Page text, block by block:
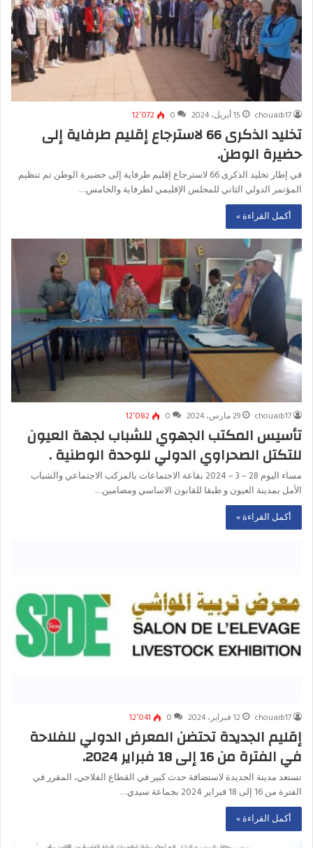
chouaib17 15 أبريل، 2024 0 12٬072
تخليد الذكرى 66 لاسترجاع إقليم طرفاية إلى
حضيرة الوطن.
في إطار تخليد الذكرى 66 لاسترجاع إقليم طرفاية إلى حضيرة الوطن تم تنظيم
المؤتمر الدولي الثاني للمجلس الإقليمي لطرفاية والخامس…
أكمل القراءة »
chouaib17 29 مارس، 2024 0 12٬082
تأسيس المكتب الجهوي للشباب لجهة العيون
للتكتل الصحراوي الدولي للوحدة الوطنية .
مساء اليوم 28 – 3 – 2024 بقاعة الاجتماعات بالمركب الاجتماعي والشباب
الأمل بمدينة العيون و طبقا للقانون الاساسي ومضامين…
أكمل القراءة »
chouaib17 12 فبراير، 2024 0 12٬041
إقليم الجديدة تحتضن المعرض الدولي للفلاحة
في الفترة من 16 إلى 18 فبراير 2024.
تستعد مدينة الجديدة لاستضافة حدث كبير في القطاع الفلاحي، المقرر في
الفترة من 16 إلى 18 فبراير 2024 بجماعة سيدي…
أكمل القراءة »